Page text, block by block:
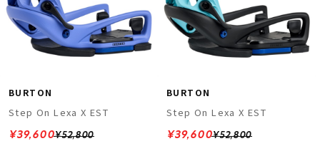
BURTON
Step On Lexa X EST
¥52,800
¥39,600
BURTON
Step On Lexa X EST
¥52,800
¥39,600